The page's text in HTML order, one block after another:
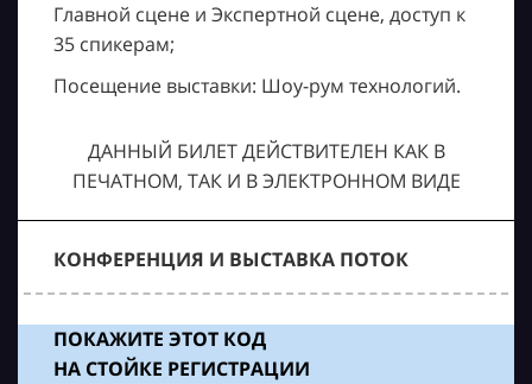
Главной сцене и Экспертной сцене, доступ к
35 спикерам;
Посещение выставки: Шоу-рум технологий.
ДАННЫЙ БИЛЕТ ДЕЙСТВИТЕЛЕН КАК В
ПЕЧАТНОМ, ТАК И В ЭЛЕКТРОННОМ ВИДЕ
КОНФЕРЕНЦИЯ И ВЫСТАВКА ПОТОК
ПОКАЖИТЕ ЭТОТ КОД
НА СТОЙКЕ РЕГИСТРАЦИИ